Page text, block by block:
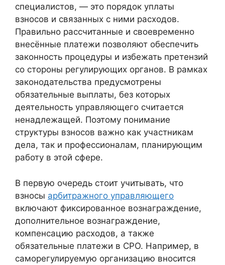
специалистов, — это порядок уплаты
взносов и связанных с ними расходов.
Правильно рассчитанные и своевременно
внесённые платежи позволяют обеспечить
законность процедуры и избежать претензий
со стороны регулирующих органов. В рамках
законодательства предусмотрены
обязательные выплаты, без которых
деятельность управляющего считается
ненадлежащей. Поэтому понимание
структуры взносов важно как участникам
дела, так и профессионалам, планирующим
работу в этой сфере.
В первую очередь стоит учитывать, что
взносы арбитражного управляющего
включают фиксированное вознаграждение,
дополнительное вознаграждение,
компенсацию расходов, а также
обязательные платежи в СРО. Например, в
саморегулируемую организацию вносится